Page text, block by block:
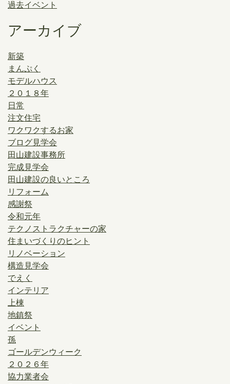
過去イベント
アーカイブ
新築
まんぷく
モデルハウス
２０１８年
日常
注文住宅
ワクワクするお家
ブログ見学会
田山建設事務所
完成見学会
田山建設の良いところ
リフォーム
感謝祭
令和元年
テクノストラクチャーの家
住まいづくりのヒント
リノベーション
構造見学会
でえく
インテリア
上棟
地鎮祭
イベント
孫
ゴールデンウィーク
２０２６年
協力業者会